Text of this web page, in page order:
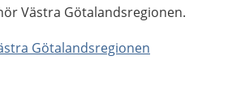
Västra Götalandsregionen.
Götalandsregionen